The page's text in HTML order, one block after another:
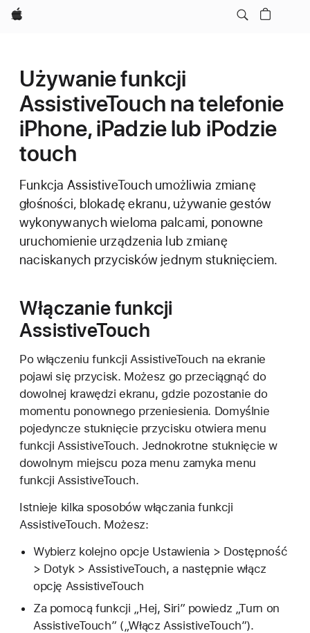
Apple
Używanie funkcji
AssistiveTouch na telefonie
iPhone, iPadzie lub iPodzie
touch
Funkcja AssistiveTouch umożliwia zmianę
głośności, blokadę ekranu, używanie gestów
wykonywanych wieloma palcami, ponowne
uruchomienie urządzenia lub zmianę
naciskanych przycisków jednym stuknięciem.
Włączanie funkcji
AssistiveTouch
Po włączeniu funkcji AssistiveTouch na ekranie
pojawi się przycisk. Możesz go przeciągnąć do
dowolnej krawędzi ekranu, gdzie pozostanie do
momentu ponownego przeniesienia. Domyślnie
pojedyncze stuknięcie przycisku otwiera menu
funkcji AssistiveTouch. Jednokrotne stuknięcie w
dowolnym miejscu poza menu zamyka menu
funkcji AssistiveTouch.
Istnieje kilka sposobów włączania funkcji
AssistiveTouch. Możesz:
Wybierz kolejno opcje Ustawienia > Dostępność
> Dotyk > AssistiveTouch, a następnie włącz
opcję AssistiveTouch
Za pomocą funkcji „Hej, Siri” powiedz „Turn on
AssistiveTouch” („Włącz AssistiveTouch”).